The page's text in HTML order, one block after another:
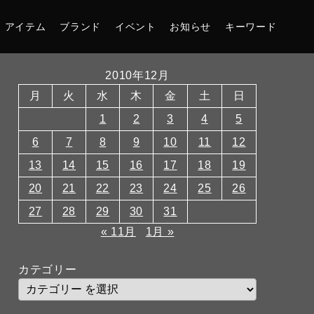
アイテム ブランド イベント お知らせ キーワード
2010年12月
月
火 水 木 金 土
日
1
2 3 4
5
6
7 8 9 10 11
12
13
14 15 16 17 18
19
20
21 22 23 24 25
26
27
28 29 30
31
« 11月
1月 »
カテゴリー